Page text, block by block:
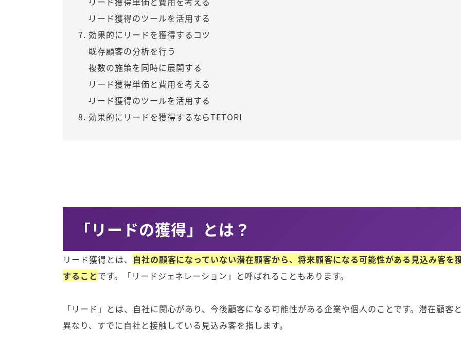
リード獲得のツールを活用する
効果的にリードを獲得するコツ
既存顧客の分析を行う
複数の施策を同時に展開する
リード獲得単価と費用を考える
リード獲得のツールを活用する
効果的にリードを獲得するならTETORI
「リードの獲得」とは？
リード獲得とは、 自社の顧客になっていない潜在顧客から、将来顧客になる可能性がある見込み客を
することです。「リードジェネレーション」と呼ばれることもあります。
「リード」とは、自社に関心があり、今後顧客になる可能性がある企業や個人のことです。潜在顧客
異なり、すでに自社と接触している見込み客を指します。